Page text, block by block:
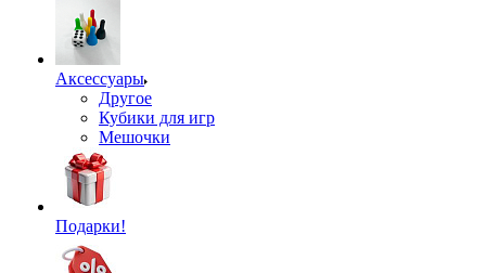
Аксессуары
Другое
Кубики для игр
Мешочки
Подарки!